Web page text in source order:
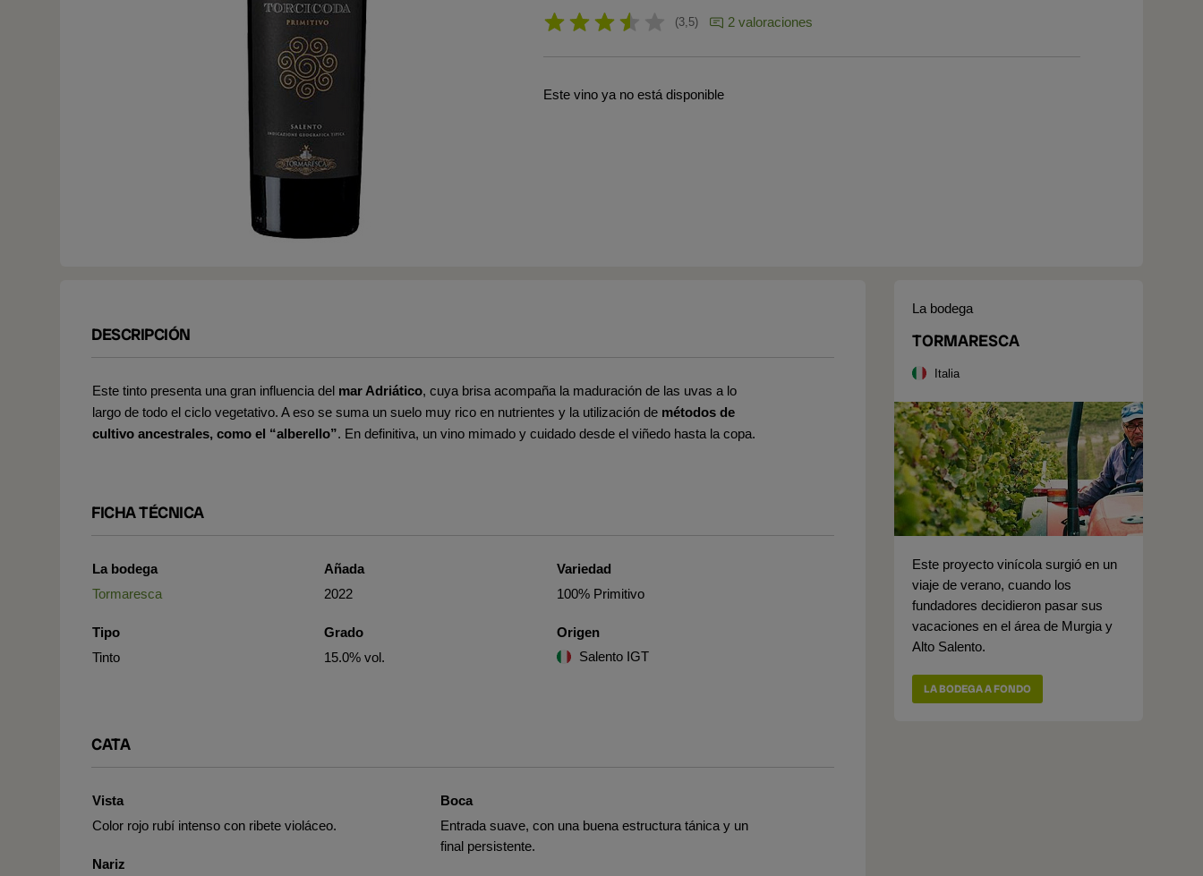
3,5 2 valoraciones
Este vino ya no está disponible
DESCRIPCIÓN
Este tinto presenta una gran influencia del mar Adriático, cuya brisa acompaña la maduración de las uvas a lo
largo de todo el ciclo vegetativo. A eso se suma un suelo muy rico en nutrientes y la utilización de métodos de
cultivo ancestrales, como el “alberello”. En definitiva, un vino mimado y cuidado desde el viñedo hasta la copa.
FICHA TÉCNICA
La bodega
Tormaresca
Tipo
Tinto
Añada
2022
Grado
15.0% vol.
Variedad
100% Primitivo
Origen
Salento IGT
CATA
Vista
Color rojo rubí intenso con ribete violáceo.
Nariz
Boca
Entrada suave, con una buena estructura tánica y un
final persistente.
La bodega
TORMARESCA
Italia
Este proyecto vinícola surgió en un
viaje de verano, cuando los
fundadores decidieron pasar sus
vacaciones en el área de Murgia y
Alto Salento.
LA BODEGA A FONDO